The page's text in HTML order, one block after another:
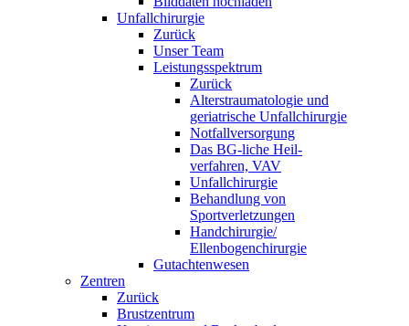
Unfallchirurgie
Zurück
Unser Team
Leistungsspektrum
Zurück
Alterstraumatologie und
geriatrische Unfallchirurgie
Notfallversorgung
Das BG-liche Heil-
verfahren, VAV
Unfallchirurgie
Behandlung von
Sportverletzungen
Handchirurgie/
Ellenbogenchirurgie
Gutachtenwesen
Zentren
Zurück
Brustzentrum